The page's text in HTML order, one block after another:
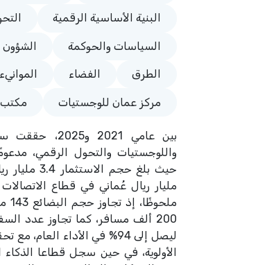
البنية الأساسية الرقمية
السياسات والحوكمة الشؤون
الطرق الفضاء الموانيء
مركز عمان للوجستيات مكتب
بين عامي
واللوجستيات والتحول الرقمي،
مليار ريال عُماني في قطاع
الأولوية، في حين سجل قطاعا